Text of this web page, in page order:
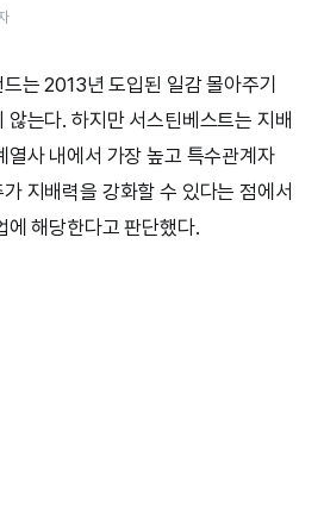
는 2013년 도입된 일감 몰아주기
않는다. 하지만 서스틴베스트는 지배
열사 내에서 가장 높고 특수관계자
지배력을 강화할 수 있다는 점에서
에 해당한다고 판단했다.